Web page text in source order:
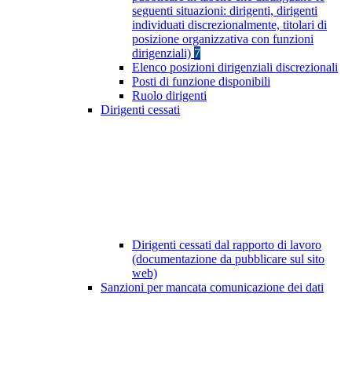
seguenti situazioni: dirigenti, dirigenti
individuati discrezionalmente, titolari di
posizione organizzativa con funzioni
dirigenziali) 7
Elenco posizioni dirigenziali discrezionali
Posti di funzione disponibili
Ruolo dirigenti
Dirigenti cessati
Dirigenti cessati dal rapporto di lavoro
(documentazione da pubblicare sul sito
web)
Sanzioni per mancata comunicazione dei dati